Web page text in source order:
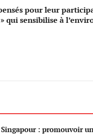
pour leur
qui sensibilise à
: promouvoir